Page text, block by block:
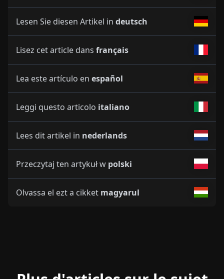
Lesen Sie diesen Artikel in deutsch
Lisez cet article dans français
Lea este artículo en español
Leggi questo articolo italiano
Lees dit artikel in nederlands
Przeczytaj ten artykuł w polski
Olvassa el ezt a cikket magyarul